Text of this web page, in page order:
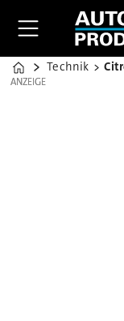
Home
Technik
ANZEIGE
ANZEIGE